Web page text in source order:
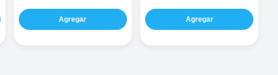
Agregar Agregar